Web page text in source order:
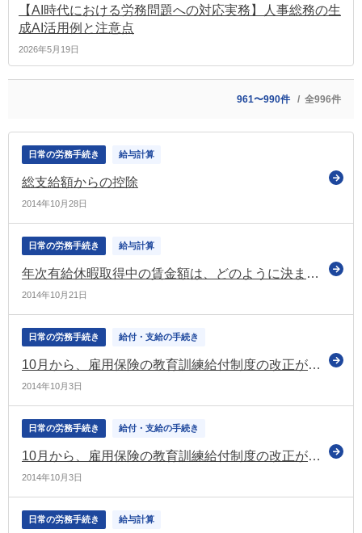
【AI時代における労務問題への対応実務】人事総務の生
成AI活用例と注意点
2026年5月19日
961〜990件 全996件
日常の労務手続き 給与計算
総支給額からの控除
2014年10月28日
日常の労務手続き 給与計算
年次有給休暇取得中の賃金額は、どのように決まりますか。
2014年10月21日
日常の労務手続き 給付・支給の手続き
10月から、雇用保険の教育訓練給付制度の改正が実施されます (2)
2014年10月3日
日常の労務手続き 給付・支給の手続き
10月から、雇用保険の教育訓練給付制度の改正が実施されます
2014年10月3日
日常の労務手続き 給与計算